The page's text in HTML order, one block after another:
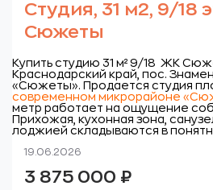
Студия, 31 м2, 9/18
Сюжеты
Купить студию 31 м² 9/18 ЖК
Краснодарский край, пос.
«Сюжеты». Продается студия
современном микрорайоне
метр работает на ощущение
Прихожая, кухонная зона,
лоджией складываются в
19.06.2026
3 875 000 ₽